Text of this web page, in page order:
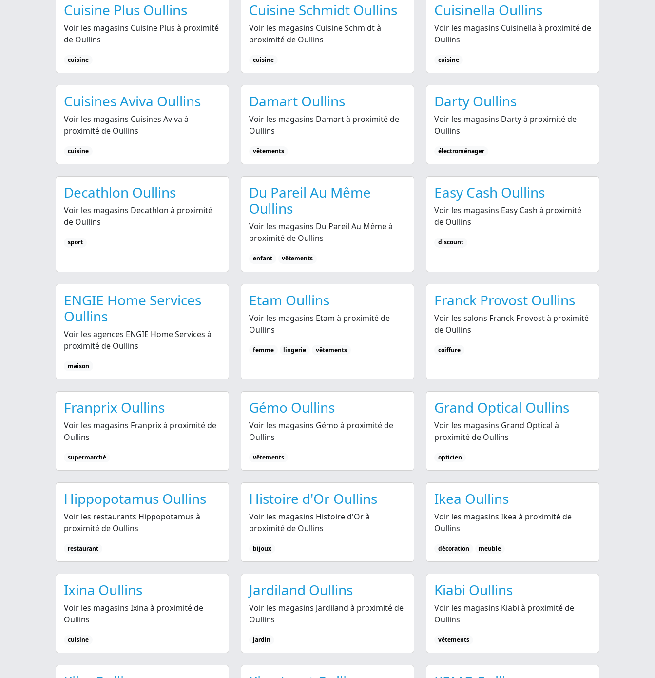
Cuisine Plus Oullins
Voir les magasins Cuisine Plus à proximité
de Oullins
cuisine
Cuisine Schmidt Oullins
Voir les magasins Cuisine Schmidt à
proximité de Oullins
cuisine
Cuisinella Oullins
Voir les magasins Cuisinella à proximité de
Oullins
cuisine
Cuisines Aviva Oullins
Voir les magasins Cuisines Aviva à
proximité de Oullins
cuisine
Damart Oullins
Voir les magasins Damart à proximité de
Oullins
vêtements
Darty Oullins
Voir les magasins Darty à proximité de
Oullins
électroménager
Decathlon Oullins
Voir les magasins Decathlon à proximité
de Oullins
sport
Du Pareil Au Même
Oullins
Voir les magasins Du Pareil Au Même à
proximité de Oullins
enfant vêtements
Easy Cash Oullins
Voir les magasins Easy Cash à proximité
de Oullins
discount
ENGIE Home Services
Oullins
Voir les agences ENGIE Home Services à
proximité de Oullins
maison
Etam Oullins
Voir les magasins Etam à proximité de
Oullins
femme lingerie vêtements
Franck Provost Oullins
Voir les salons Franck Provost à proximité
de Oullins
coiffure
Franprix Oullins
Voir les magasins Franprix à proximité de
Oullins
supermarché
Gémo Oullins
Voir les magasins Gémo à proximité de
Oullins
vêtements
Grand Optical Oullins
Voir les magasins Grand Optical à
proximité de Oullins
opticien
Hippopotamus Oullins
Voir les restaurants Hippopotamus à
proximité de Oullins
restaurant
Histoire d'Or Oullins
Voir les magasins Histoire d'Or à
proximité de Oullins
bijoux
Ikea Oullins
Voir les magasins Ikea à proximité de
Oullins
décoration meuble
Ixina Oullins
Voir les magasins Ixina à proximité de
Oullins
cuisine
Jardiland Oullins
Voir les magasins Jardiland à proximité de
Oullins
jardin
Kiabi Oullins
Voir les magasins Kiabi à proximité de
Oullins
vêtements